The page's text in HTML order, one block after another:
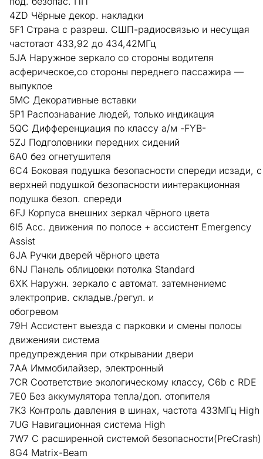
4ZD Чёрные декор. накладки
5F1 Страна с разреш. СШП-радиосвязью и несущая
частотаот 433,92 до 434,42МГц
5JA Наружное зеркало со стороны водителя
асферическое,со стороны переднего пассажира —
выпуклое
5MC Декоративные вставки
5P1 Распознавание людей, только индикация
5QC Дифференциация по классу а/м -FYB-
5ZJ Подголовники передних сидений
6A0 без огнетушителя
6C4 Боковая подушка безопасности спереди исзади, с
верхней подушкой безопасности иинтеракционная
подушка безоп. спереди
6FJ Корпуса внешних зеркал чёрного цвета
6I5 Асс. движения по полосе + ассистент Emergency
Assist
6JA Ручки дверей чёрного цвета
6NJ Панель облицовки потолка Standard
6XK Наружн. зеркало с автомат. затемнениемс
электроприв. складыв./регул. и
обогревом
79H Ассистент выезда с парковки и смены полосы
движенияи система
предупреждения при открывании двери
7AA Иммобилайзер, электронный
7CR Соответствие экологическому классу, C6b с RDE
7E0 Без аккумулятора тепла/доп. отопителя
7K3 Контроль давления в шинах, частота 433МГц High
7UG Навигационная система High
7W7 С расширенной системой безопасности(PreCrash)
8G4 Matrix-Beam